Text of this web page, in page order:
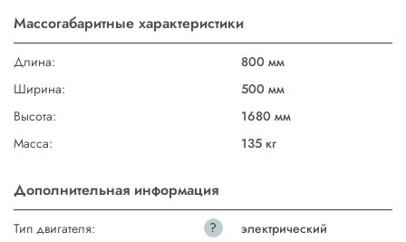
Массогабаритные характеристики
Длина:
800 мм
Ширина:
500 мм
Высота:
1680 мм
Масса:
135 кг
Дополнительная информация
Тип двигателя: ?
электрический